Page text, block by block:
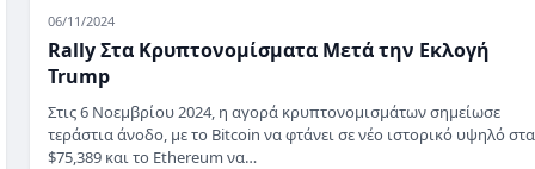
06/11/2024
Rally Στα Κρυπτονομίσματα Μετά την Εκλογή
Trump
Στις 6 Νοεμβρίου 2024, η αγορά κρυπτονομισμάτων σημείωσε
τεράστια άνοδο, με το Bitcoin να φτάνει σε νέο ιστορικό υψηλό στα
$75,389 και το Ethereum να…